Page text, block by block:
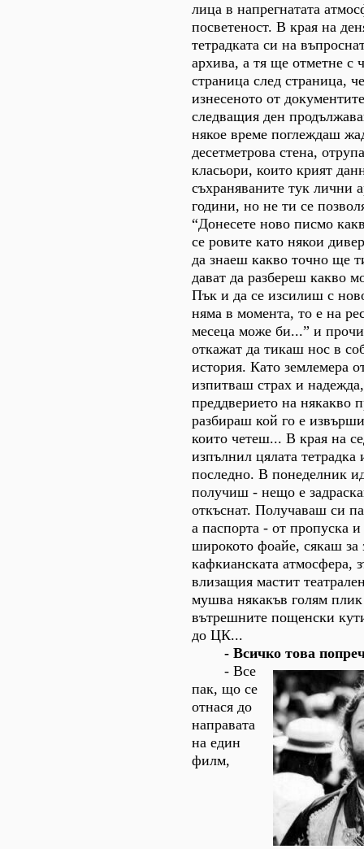
лица в напрегнатата
посветеност. В края на
тетрадката си на
архива, а тя ще отметне с
страница след страница,
изнесеното от
следващия ден
някое време поглеждаш
десетметрова стена,
класьори, които крият
съхраняваните тук лични
години, но не ти се
“Донесете ново писмо
се ровите като някои
да знаеш какво точно ще
дават да разбереш какво
Пък и да се изсилиш с
няма в момента, то е на
месеца може би...” и
откажат да тикаш нос в
история. Като землемера
изпитваш страх и
преддверието на някакво
разбираш кой го е
които четеш... В края на
изпълнил цялата тетрадка
последно. В понеделник
получиш - нещо е
откъснат. Получаваш си
а паспорта - от пропуска
широкото фоайе, сякаш за
кафкианската атмосфера,
влизащия мастит
мушва някакъв голям
вътрешните пощенски
до ЦК...
- Всичко това
- Все
пак, що се
отнася до
направата
на един
филм,